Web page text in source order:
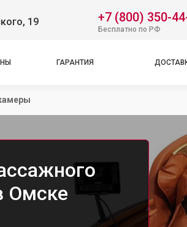
19 +7 (800) 350-
Бесплатно по РФ
ГАРАНТИЯ
Омске